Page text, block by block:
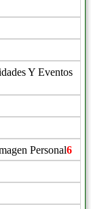
Y Eventos
Personal6